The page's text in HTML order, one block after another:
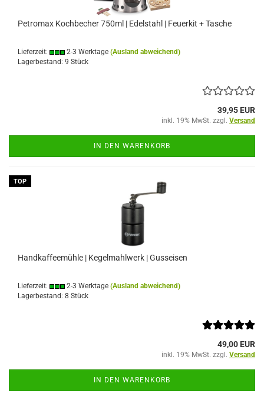
Petromax Kochbecher 750ml | Edelstahl | Feuerkit + Tasche
Lieferzeit: 2-3 Werktage (Ausland abweichend)
Lagerbestand: 9 Stück
39,95 EUR
inkl. 19% MwSt. zzgl. Versand
IN DEN WARENKORB
TOP
Handkaffeemühle | Kegelmahlwerk | Gusseisen
Lieferzeit: 2-3 Werktage (Ausland abweichend)
Lagerbestand: 8 Stück
49,00 EUR
inkl. 19% MwSt. zzgl. Versand
IN DEN WARENKORB